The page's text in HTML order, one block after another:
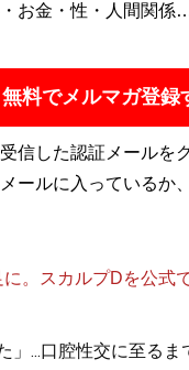
エーション別に超具体
インターネット
ーネット上で起こる
て出す、本気の「イ
お金・性・人間関
無料でメルマガ登
信した認証メールを
ールに入っているか
。スカルプDを公式
...口腔性交に至るま